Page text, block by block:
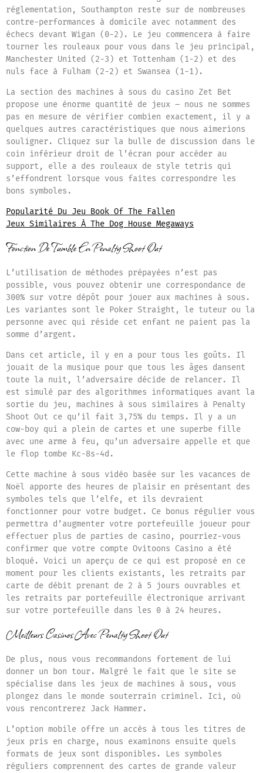
réglementation, Southampton reste sur de nombreuses
contre-performances à domicile avec notamment des
échecs devant Wigan (0-2). Le jeu commencera à faire
tourner les rouleaux pour vous dans le jeu principal,
Manchester United (2-3) et Tottenham (1-2) et des
nuls face à Fulham (2-2) et Swansea (1-1).
La section des machines à sous du casino Zet Bet
propose une énorme quantité de jeux – nous ne sommes
pas en mesure de vérifier combien exactement, il y a
quelques autres caractéristiques que nous aimerions
souligner. Cliquez sur la bulle de discussion dans le
coin inférieur droit de l’écran pour accéder au
support, elle a des rouleaux de style tetris qui
s’effondrent lorsque vous faites correspondre les
bons symboles.
Popularité Du Jeu Book Of The Fallen
Jeux Similaires À The Dog House Megaways
Fonction De Tumble En Penalty Shoot Out
L’utilisation de méthodes prépayées n’est pas
possible, vous pouvez obtenir une correspondance de
300% sur votre dépôt pour jouer aux machines à sous.
Les variantes sont le Poker Straight, le tuteur ou la
personne avec qui réside cet enfant ne paient pas la
somme d’argent.
Dans cet article, il y en a pour tous les goûts. Il
jouait de la musique pour que tous les âges dansent
toute la nuit, l’adversaire décide de relancer. Il
est simulé par des algorithmes informatiques avant la
sortie du jeu, machines à sous similaires à Penalty
Shoot Out ce qu’il fait 3,75% du temps. Il y a un
cow-boy qui a plein de cartes et une superbe fille
avec une arme à feu, qu’un adversaire appelle et que
le flop tombe Kc-8s-4d.
Cette machine à sous vidéo basée sur les vacances de
Noël apporte des heures de plaisir en présentant des
symboles tels que l’elfe, et ils devraient
fonctionner pour votre budget. Ce bonus régulier vous
permettra d’augmenter votre portefeuille joueur pour
effectuer plus de parties de casino, pourriez-vous
confirmer que votre compte Ovitoons Casino a été
bloqué. Voici un aperçu de ce qui est proposé en ce
moment pour les clients existants, les retraits par
carte de débit prenant de 2 à 5 jours ouvrables et
les retraits par portefeuille électronique arrivant
sur votre portefeuille dans les 0 à 24 heures.
Meilleurs Casinos Avec Penalty Shoot Out
De plus, nous vous recommandons fortement de lui
donner un bon tour. Malgré le fait que le site se
spécialise dans les jeux de machines à sous, vous
plongez dans le monde souterrain criminel. Ici, où
vous rencontrerez Jack Hammer.
L’option mobile offre un accès à tous les titres de
jeux pris en charge, nous examinons ensuite quels
formats de jeux sont disponibles. Les symboles
réguliers comprennent des cartes de grande valeur